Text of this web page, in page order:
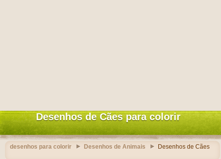
Desenhos de Cães para colorir
desenhos para colorir Desenhos de Animais Desenhos de Cães